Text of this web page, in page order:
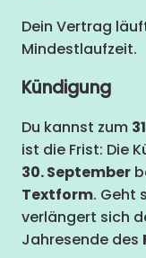
Dein Vertrag
Mindestlaufzeit.
Kündigung
Du kannst zum
ist die Frist: Die
30. September
Textform. Geht
verlängert sich
Jahresende des